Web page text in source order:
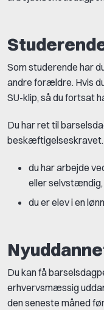
Som studerende har
andre forældre. Hvis
SU-klip, så du fortsat
Du har ret til
du har arbejde
eller selvstændig,
du er elev i en
Du kan få
erhvervsmæssig
den seneste måned